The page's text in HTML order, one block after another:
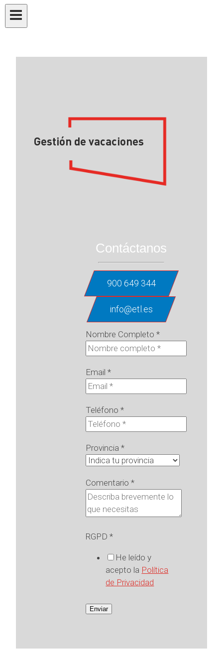
Gestión de vacaciones
Contáctanos
900 649 344
info@etl.es
Nombre Completo*
Email*
Teléfono*
Provincia*
Comentario*
RGPD*
He leído y
acepto la Política
de Privacidad
Enviar